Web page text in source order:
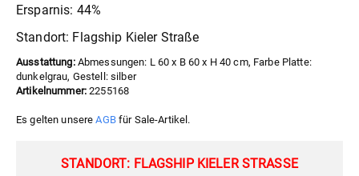
Ersparnis: 44%
Standort: Flagship Kieler Straße
Ausstattung:Abmessungen: L 60 x B 60 x H 40 cm, Farbe Platte:
dunkelgrau, Gestell: silber
Artikelnummer: 2255168
Es gelten unsereAGBfür Sale-Artikel.
STANDORT: FLAGSHIP KIELER STRASSE